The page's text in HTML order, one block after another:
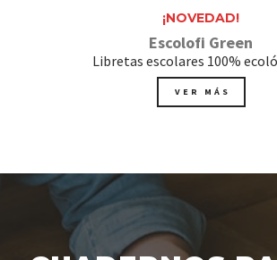
¡NOVEDAD!
Escolofi Green
Libretas escolares 100%
VER MÁS